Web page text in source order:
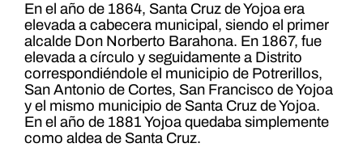
En el año de 1864, Santa Cruz de Yojoa era
elevada a cabecera municipal, siendo el primer
alcalde Don Norberto Barahona. En 1867, fue
elevada a círculo y seguidamente a Distrito
correspondiéndole el municipio de Potrerillos,
San Antonio de Cortes, San Francisco de Yojoa
y el mismo municipio de Santa Cruz de Yojoa.
En el año de 1881 Yojoa quedaba simplemente
como aldea de Santa Cruz.